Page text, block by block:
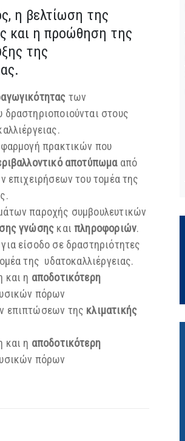
η βελτίωση της
και η προώθηση της
της
των
δραστηριοποιούνται στους
πρακτικών που
αποτύπωμααπό
επιχειρήσεων του τομέα της
παροχής συμβουλευτικών
γνώσης καιπληροφοριών.
για είσοδο σε δραστηριότητες
της υδατοκαλλιέργειας.
και η αποδοτικότερη
πόρων
επιπτώσεων της κλιματικής
και η αποδοτικότερη
πόρων